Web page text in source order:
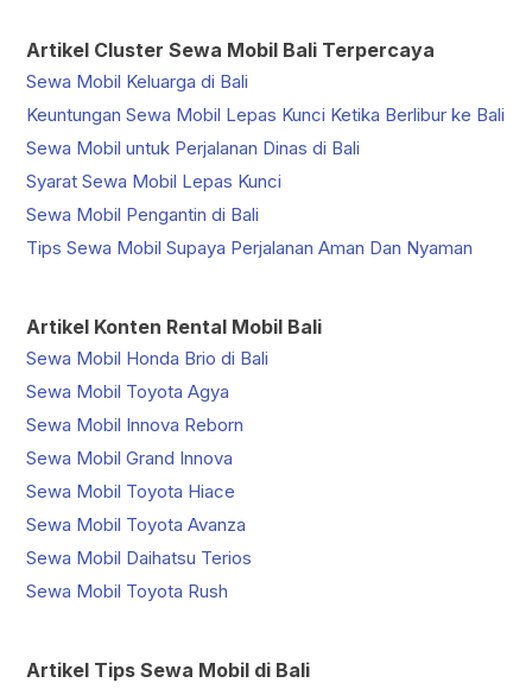
Artikel Cluster Sewa Mobil Bali Terpercaya
Sewa Mobil Keluarga di Bali
Keuntungan Sewa Mobil Lepas Kunci Ketika Berlibur ke Bali
Sewa Mobil untuk Perjalanan Dinas di Bali
Syarat Sewa Mobil Lepas Kunci
Sewa Mobil Pengantin di Bali
Tips Sewa Mobil Supaya Perjalanan Aman Dan Nyaman
Artikel Konten Rental Mobil Bali
Sewa Mobil Honda Brio di Bali
Sewa Mobil Toyota Agya
Sewa Mobil Innova Reborn
Sewa Mobil Grand Innova
Sewa Mobil Toyota Hiace
Sewa Mobil Toyota Avanza
Sewa Mobil Daihatsu Terios
Sewa Mobil Toyota Rush
Artikel Tips Sewa Mobil di Bali